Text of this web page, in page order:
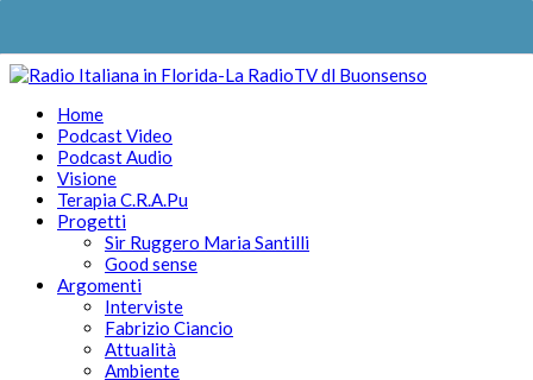
Home
Podcast Video
Podcast Audio
Visione
Terapia C.R.A.Pu
Progetti
Sir Ruggero Maria Santilli
Good sense
Argomenti
Interviste
Fabrizio Ciancio
Attualità
Ambiente